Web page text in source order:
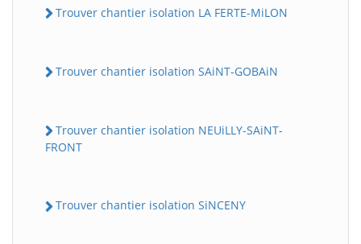
Trouver chantier isolation LA FERTE-MiLON
Trouver chantier isolation SAiNT-GOBAiN
Trouver chantier isolation NEUiLLY-SAiNT-
FRONT
Trouver chantier isolation SiNCENY